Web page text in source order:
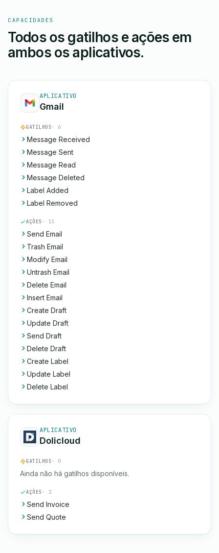
CAPACIDADES
Todos os gatilhos e ações em
ambos os aplicativos.
APLICATIVO
Gmail
GATILHOS · 6
Message Received
Message Sent
Message Read
Message Deleted
Label Added
Label Removed
AÇÕES · 13
Send Email
Trash Email
Modify Email
Untrash Email
Delete Email
Insert Email
Create Draft
Update Draft
Send Draft
Delete Draft
Create Label
Update Label
Delete Label
APLICATIVO
Dolicloud
GATILHOS · 0
Ainda não há gatilhos disponíveis.
AÇÕES · 2
Send Invoice
Send Quote